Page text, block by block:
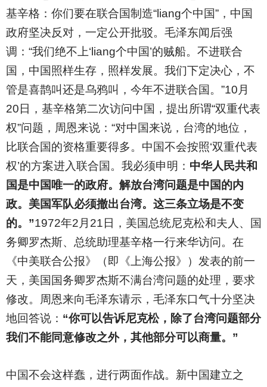
基辛格：你们要在联合国制造“liang个中国”，中国
政府坚决反对，一定公开批驳。毛泽东闻后强
调：“我们绝不上‘liang个中国’的贼船。不进联合
国，中国照样生存，照样发展。我们下定决心，不
管是喜鹊叫还是乌鸦叫，今年不进联合国。”10月
20日，基辛格第二次访问中国，提出所谓“双重代表
权”问题，周恩来说：“对中国来说，台湾的地位，
比联合国的资格重要得多。中国不会按照‘双重代表
权’的方案进入联合国。我必须申明： 中华人民共和
国是中国唯一的政府。解放台湾问题是中国的内
政。美国军队必须撤出台湾。这三条立场是不变
的。”1972年2月21日，美国总统尼克松和夫人、国
务卿罗杰斯、总统助理基辛格一行来华访问。在
《中美联合公报》（即《上海公报》）发表的前一
天，美国国务卿罗杰斯不满台湾问题的处理，要求
修改。周恩来向毛泽东请示，毛泽东口气十分坚决
地回答说： “你可以告诉尼克松，除了台湾问题部分
我们不能同意修改之外，其他部分可以商量。”
中国不会这样蠢，进行两面作战。新中国建立之